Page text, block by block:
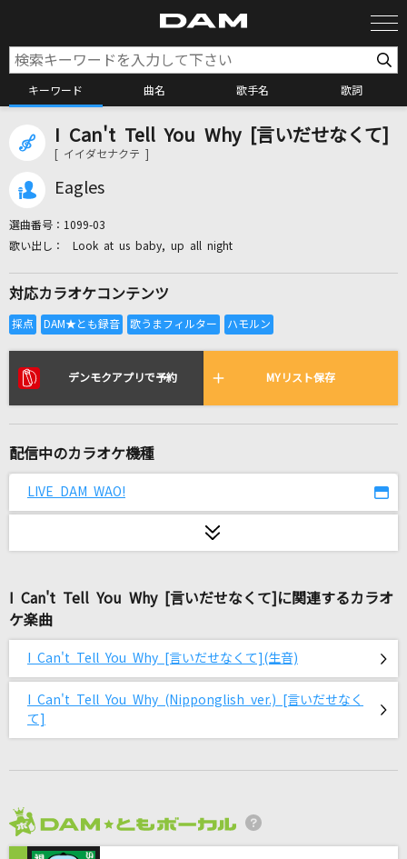
キーワード 曲名 歌手名 歌詞
カラオケ検索
全国りれき
リアルタイムで歌われている曲の一覧
[生音]さよならエレジー
あなたに逢いたくて2004
115万キロのフィルム
崩壊前夜
SixTONES
[生音]酔いあかり
キム・ヨンジャ
I Can't Tell You Why [言いだせなくて]
[ イイダセナクテ ]
Eagles
選曲番号： 1099-03
Look at us baby, up all night
対応カラオケコンテンツ
デンモクアプリで予約 MYリスト保存
配信中のカラオケ機種
LIVE DAM WAO!
I Can't Tell You Why [言いだせなくて]に関連するカラオ
ケ楽曲
I Can't Tell You Why [言いだせなくて](生音)
I Can't Tell You Why (Nipponglish ver.) [言いだせなく
て]